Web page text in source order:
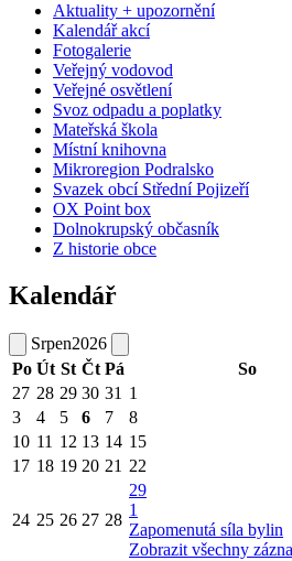
Aktuality + upozornění
Kalendář akcí
Fotogalerie
Veřejný vodovod
Veřejné osvětlení
Svoz odpadu a poplatky
Mateřská škola
Místní knihovna
Mikroregion Podralsko
Svazek obcí Střední Pojizeří
OX Point box
Dolnokrupský občasník
Z historie obce
Kalendář
Srpen2026
Po Út St Čt Pá So
27 28 29 30 31 1
3
4 5 6 7 8
10 11 12 13 14 15
17 18 19 20 21 22
24 25 26 27 28
29
1
Zapomenutá síla bylin
Zobrazit všechny